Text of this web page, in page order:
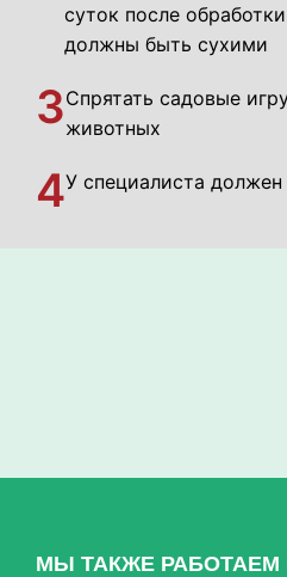
суток после
должны быть сухими
3Спрятать садовые
животных
4У специалиста
МЫ ТАКЖЕ РАБОТАЕМ